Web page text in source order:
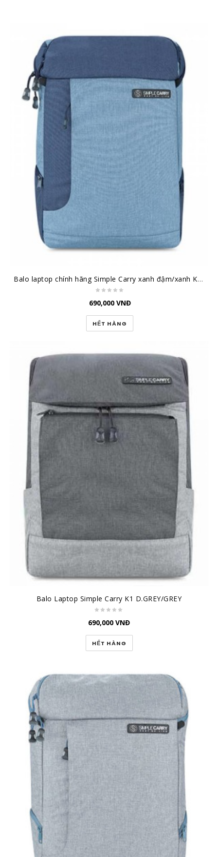
Balo laptop chính hãng Simple Carry xanh đậm/xanh K5 Navy/Blue
690,000 VNĐ
HẾT HÀNG
Balo Laptop Simple Carry K1 D.GREY/GREY
690,000 VNĐ
HẾT HÀNG